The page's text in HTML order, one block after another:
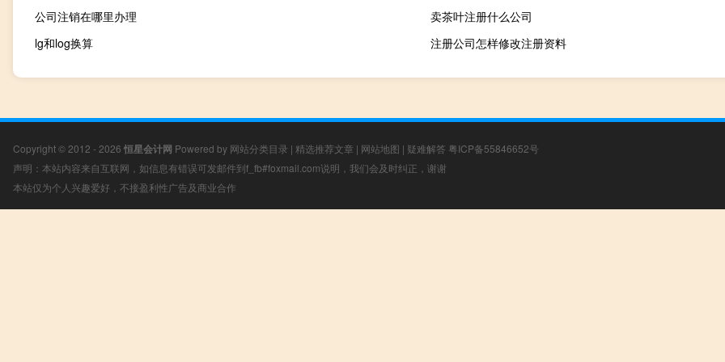
公司注销在哪里办理
卖茶叶注册什么公司
lg和log换算
注册公司怎样修改注册资料
Copyright © 2012 - 2026 恒星会计网 Powered by 网站分类目录 | 精选推荐文章 | 网站地图 | 疑难解答 粤ICP备55846652号
声明：本站内容来自互联网，如信息有错误可发邮件到f_fb#foxmail.com说明，我们会及时纠正，谢谢
本站仅为个人兴趣爱好，不接盈利性广告及商业合作